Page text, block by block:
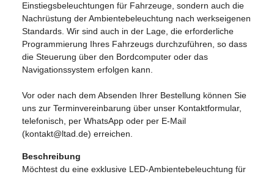
Einstiegsbeleuchtungen für Fahrzeuge, sondern auch die
Nachrüstung der Ambientebeleuchtung nach werkseigenen
Standards. Wir sind auch in der Lage, die erforderliche
Programmierung Ihres Fahrzeugs durchzuführen, so dass
die Steuerung über den Bordcomputer oder das
Navigationssystem erfolgen kann.
Vor oder nach dem Absenden Ihrer Bestellung können Sie
uns zur Terminvereinbarung über unser Kontaktformular,
telefonisch, per WhatsApp oder per E-Mail
(kontakt@ltad.de) erreichen.
Beschreibung
Möchtest du eine exklusive LED-Ambientebeleuchtung für